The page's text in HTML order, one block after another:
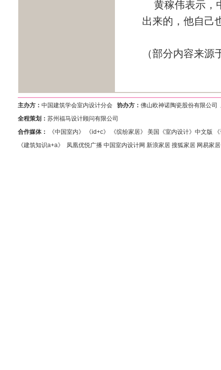
黄稼伟表示，
出来的，他自己
（部分内容来
主办方： 中国建筑学会室内设计分会 协办方： 佛山欧神诺陶瓷股份有限公
全程策划： 苏州福马设计顾问有限公司
合作媒体：
《中国室内》 《id+c》 《缤纷家居》 美国《室内设计》中文版
《建筑知识a+a》 凤凰优悦广播 中国室内设计网 新浪家居 搜狐家居 网易家